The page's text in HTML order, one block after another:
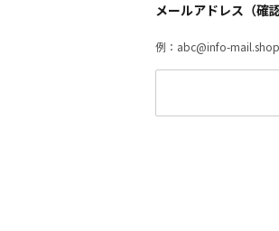
メールアドレス（確認
例：abc@info-